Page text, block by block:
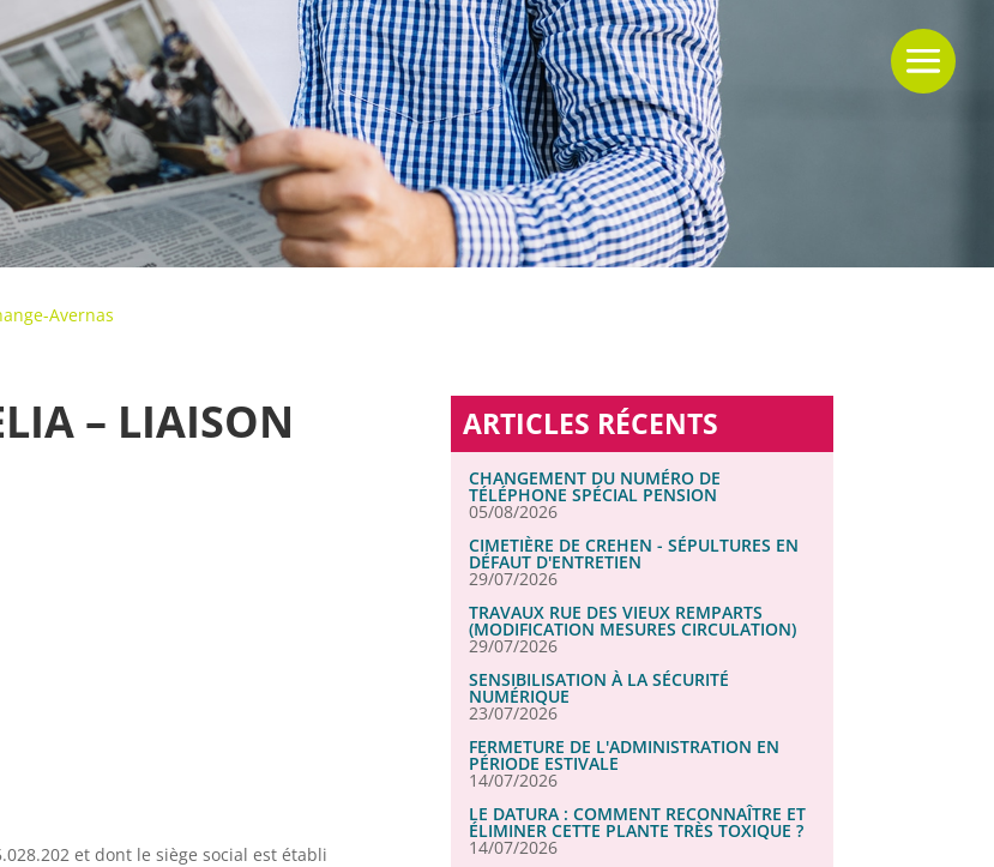
Avernas
– LIAISON
et dont le siège social est établi
ARTICLES RÉCENTS
CHANGEMENT DU NUMÉRO DE
TÉLÉPHONE SPÉCIAL PENSION
05/08/2026
CIMETIÈRE DE CREHEN - SÉPULTURES EN
DÉFAUT D'ENTRETIEN
29/07/2026
TRAVAUX RUE DES VIEUX REMPARTS
(MODIFICATION MESURES CIRCULATION)
29/07/2026
SENSIBILISATION À LA SÉCURITÉ
NUMÉRIQUE
23/07/2026
FERMETURE DE L'ADMINISTRATION EN
PÉRIODE ESTIVALE
14/07/2026
LE DATURA : COMMENT RECONNAÎTRE ET
ÉLIMINER CETTE PLANTE TRÈS TOXIQUE ?
14/07/2026